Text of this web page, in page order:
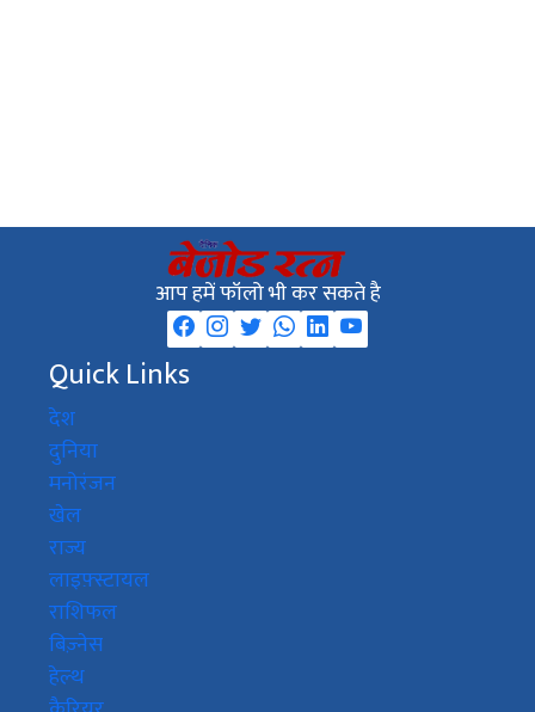
आप हमें फॉलो भी कर सकते है
Quick Links
देश
दुनिया
मनोरंजन
खेल
राज्य
लाइफ़्स्टायल
राशिफल
बिज़्नेस
हेल्थ